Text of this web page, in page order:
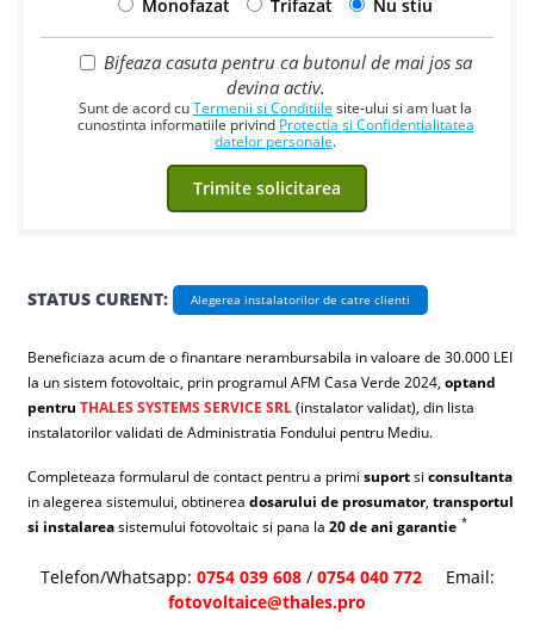
Monofazat
Trifazat Nu stiu
Bifeaza casuta pentru ca butonul de mai jos sa
devina activ.
Sunt de acord cuTermenii si Conditiile site-ului si am luat la
cunostinta informatiile privind Protectia si Confidentialitatea
datelor personale.
STATUS CURENT: Alegerea instalatorilor de catre clienti
Beneficiaza acum de o finantare nerambursabila in valoare de 30.000 LEI
la un sistem fotovoltaic, prin programul AFM Casa Verde 2024,optand
pentru THALES SYSTEMS SERVICE SRL(instalator validat), din lista
instalatorilor validati de Administratia Fondului pentru Mediu.
Completeaza formularul de contact pentru a primisuportsiconsultanta
in alegerea sistemului, obtinereadosarului de prosumator,transportul
si instalareasistemului fotovoltaic si pana la20 de ani garantie *
Telefon/Whatsapp: 0754 039 608/ 0754 040 772Email:
fotovoltaice@thales.pro